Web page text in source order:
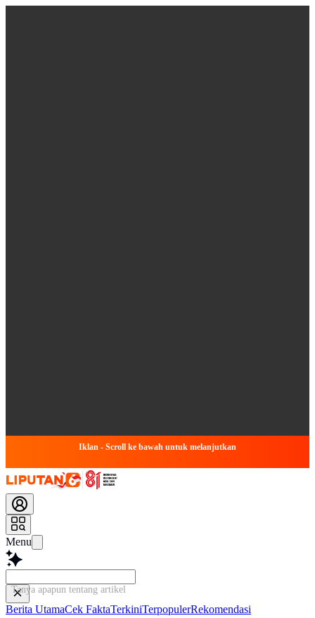
Iklan - Scroll ke bawah untuk melanjutkan
Menu
Tanya apapun tentang artikel ini...
Berita UtamaCek FaktaTerkiniTerpopulerRekomendasi